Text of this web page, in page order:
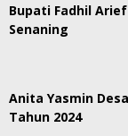
Bupati Fadhil
Senaning
Anita Yasmin
Tahun 2024